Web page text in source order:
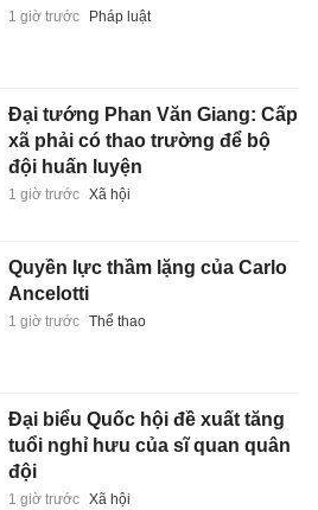
1 giờ trước Pháp luật
Đại tướng Phan Văn Giang: Cấp
xã phải có thao trường để bộ
đội huấn luyện
1 giờ trước Xã hội
Quyền lực thầm lặng của Carlo
Ancelotti
1 giờ trước Thể thao
Đại biểu Quốc hội đề xuất tăng
tuổi nghỉ hưu của sĩ quan quân
đội
1 giờ trước Xã hội